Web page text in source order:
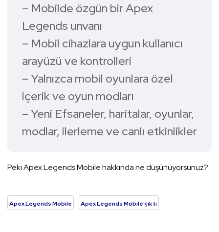
– Mobilde özgün bir Apex
Legends unvanı
– Mobil cihazlara uygun kullanıcı
arayüzü ve kontrolleri
– Yalnızca mobil oyunlara özel
içerik ve oyun modları
– Yeni Efsaneler, haritalar, oyunlar,
modlar, ilerleme ve canlı etkinlikler
Peki Apex Legends Mobile hakkında ne düşünüyorsunuz?
Apex Legends Mobile Apex Legends Mobile çıktı